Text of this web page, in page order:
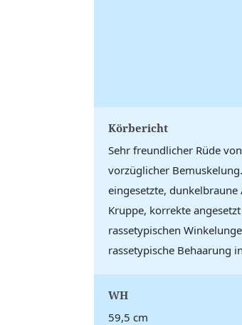
Körbericht
Sehr freundlicher Rüde
vorzüglicher
eingesetzte,
Kruppe, korrekte
rassetypischen
rassetypische Behaarung
WH
59,5 cm